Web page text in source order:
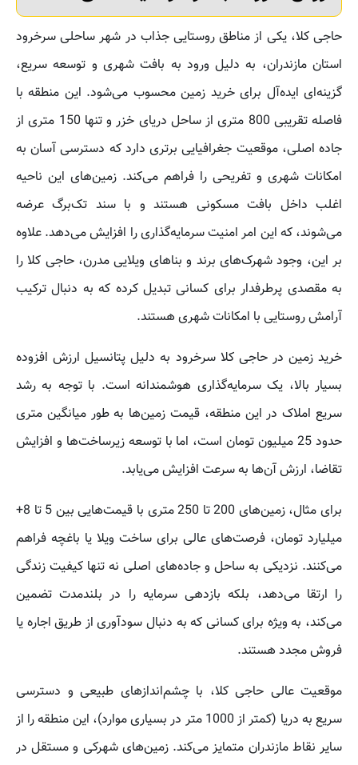
حاجی کلا، یکی از مناطق روستایی جذاب در شهر ساحلی سرخرود
استان مازندران، به دلیل ورود به بافت شهری و توسعه سریع،
گزینه‌ای ایده‌آل برای خرید زمین محسوب می‌شود. این منطقه با
فاصله تقریبی 800 متری از ساحل دریای خزر و تنها 150 متری از
جاده اصلی، موقعیت جغرافیایی برتری دارد که دسترسی آسان به
امکانات شهری و تفریحی را فراهم می‌کند. زمین‌های این ناحیه
اغلب داخل بافت مسکونی هستند و با سند تک‌برگ عرضه
می‌شوند، که این امر امنیت سرمایه‌گذاری را افزایش می‌دهد. علاوه
بر این، وجود شهرک‌های برند و بناهای ویلایی مدرن، حاجی کلا را
به مقصدی پرطرفدار برای کسانی تبدیل کرده که به دنبال ترکیب
آرامش روستایی با امکانات شهری هستند.
خرید زمین در حاجی کلا سرخرود به دلیل پتانسیل ارزش افزوده
بسیار بالا، یک سرمایه‌گذاری هوشمندانه است. با توجه به رشد
سریع املاک در این منطقه، قیمت زمین‌ها به طور میانگین متری
حدود 25 میلیون تومان است، اما با توسعه زیرساخت‌ها و افزایش
تقاضا، ارزش آن‌ها به سرعت افزایش می‌یابد.
برای مثال، زمین‌های 200 تا 250 متری با قیمت‌هایی بین 5 تا 8+
میلیارد تومان، فرصت‌های عالی برای ساخت ویلا یا باغچه فراهم
می‌کنند. نزدیکی به ساحل و جاده‌های اصلی نه تنها کیفیت زندگی
را ارتقا می‌دهد، بلکه بازدهی سرمایه را در بلندمدت تضمین
می‌کند، به ویژه برای کسانی که به دنبال سودآوری از طریق اجاره یا
فروش مجدد هستند.
موقعیت عالی حاجی کلا، با چشم‌اندازهای طبیعی و دسترسی
سریع به دریا (کمتر از 1000 متر در بسیاری موارد)، این منطقه را از
سایر نقاط مازندران متمایز می‌کند. زمین‌های شهرکی و مستقل در